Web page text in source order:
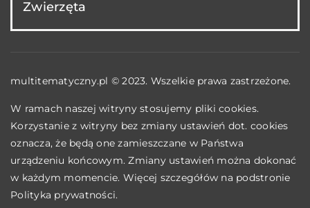
Zwierzęta
multitematyczny.pl © 2023. Wszelkie prawa zastrzeżone.
W ramach naszej witryny stosujemy pliki cookies.
Korzystanie z witryny bez zmiany ustawień dot. cookies
oznacza, że będą one zamieszczane w Państwa
urządzeniu końcowym. Zmiany ustawień można dokonać
w każdym momencie. Więcej szczegółów na podstronie
Polityka prywatności.